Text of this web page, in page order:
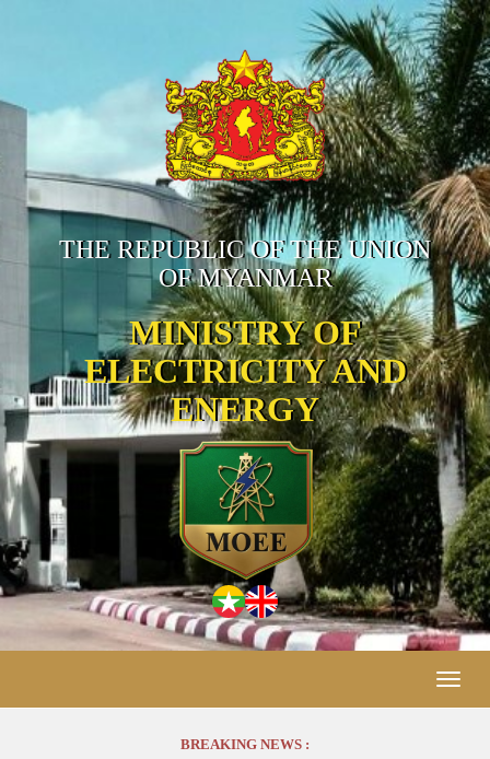
THE REPUBLIC OF THE UNION
OF MYANMAR
MINISTRY OF
ELECTRICITY AND
ENERGY
Toggle
BREAKING NEWS :